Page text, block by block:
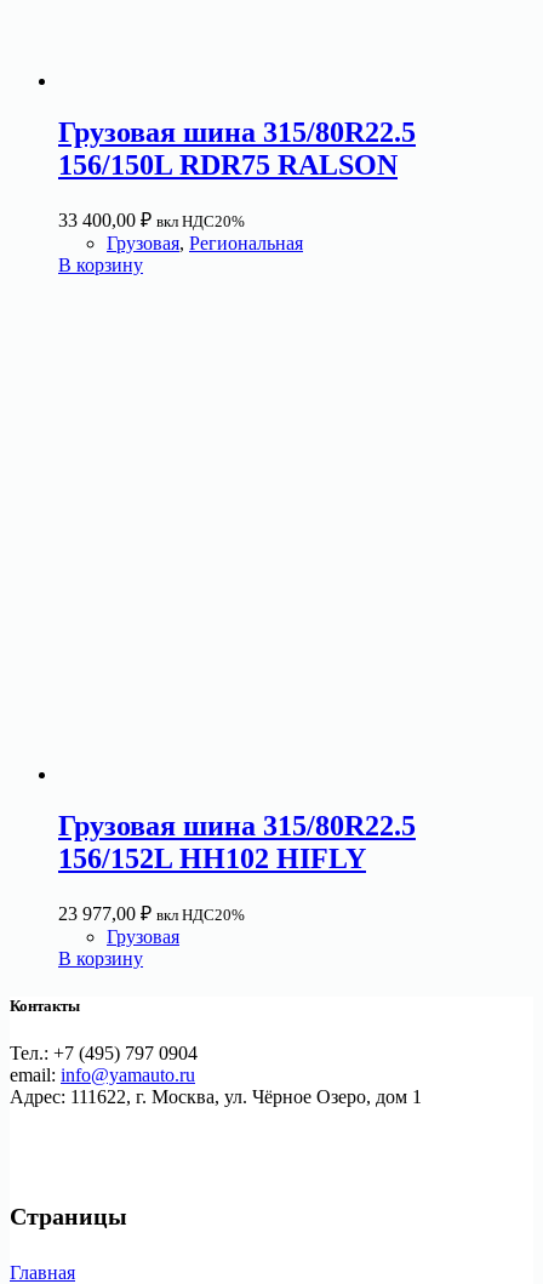
Грузовая шина 315/80R22.5
156/150L RDR75 RALSON
33 400,00 ₽ вкл НДС20%
Грузовая, Региональная
В корзину
Грузовая шина 315/80R22.5
156/152L HH102 HIFLY
23 977,00 ₽ вкл НДС20%
Грузовая
В корзину
Контакты
Тел.: +7 (495) 797 0904
email: info@yamauto.ru
Адрес: 111622, г. Москва, ул. Чёрное Озеро, дом 1
Страницы
Главная